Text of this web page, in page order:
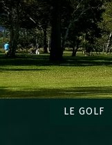
LE GOLF